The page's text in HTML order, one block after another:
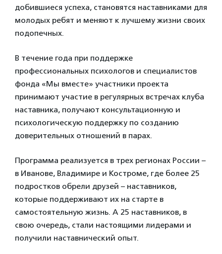
добившиеся успеха, становятся наставниками для
молодых ребят и меняют к лучшему жизни своих
подопечных.
В течение года при поддержке
профессиональных психологов и специалистов
фонда «Мы вместе» участники проекта
принимают участие в регулярных встречах клуба
наставника, получают консультационную и
психологическую поддержку по созданию
доверительных отношений в парах.
Программа реализуется в трех регионах России –
в Иванове, Владимире и Костроме, где более 25
подростков обрели друзей – наставников,
которые поддерживают их на старте в
самостоятельную жизнь. А 25 наставников, в
свою очередь, стали настоящими лидерами и
получили наставнический опыт.